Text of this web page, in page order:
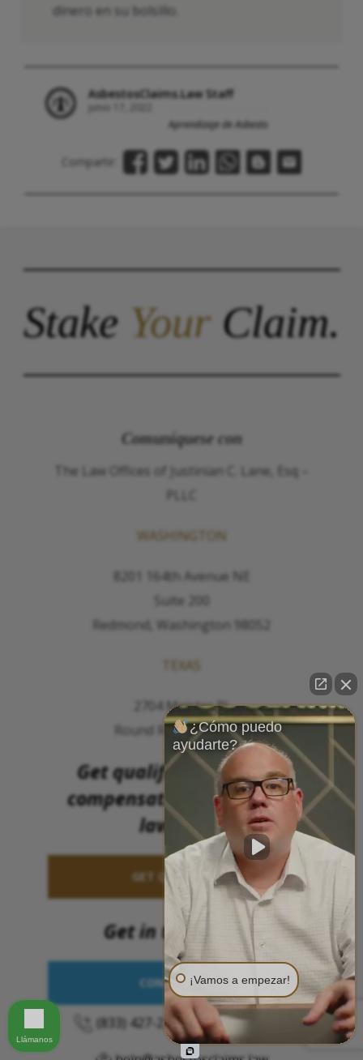
dinero en su bolsillo.
AsbestosClaims.Law Staff
junio 17, 2022
Aprendizaje de Asbesto
Compartir:
StakeYourClaim.
Comuníquese con
The Law Offices of Justinian C. Lane, Esq –
PLLC
WASHINGTON
8201 164th Avenue NE
Suite 200
Redmond, Washington 98052
TEXAS
2704 Meister Pl.
Round Rock, TX 78664
Get qualified to file for
compensation (without a
lawsuit).
GET QUALIFIED >>
Get in touch now
CONTACT US >
(833) 427-2378o(206) 455-9190
¿Cómo puedo
ayudarte?
¡Vamos a empezar!
Llámanos